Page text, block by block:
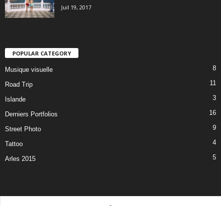
Juil 19, 2017
POPULAR CATEGORY
Musique visuelle 8
Road Trip 11
Islande 3
Derniers Portfolios 16
Street Photo 9
Tattoo 4
Arles 2015 5